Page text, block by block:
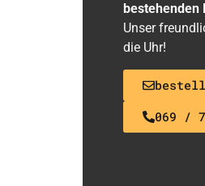
bestehenden
Unser
die Uhr!
069 /